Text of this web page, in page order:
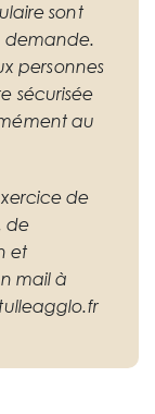
sont
demande.
personnes
sécurisée
au
de
de
et
mail à